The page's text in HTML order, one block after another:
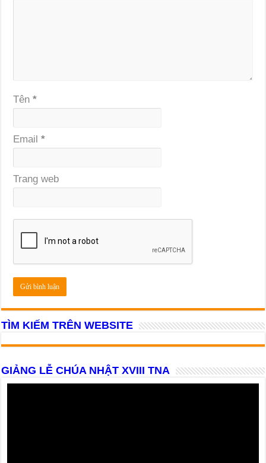
Tên*
Email*
Trang web
TÌM KIẾM TRÊN WEBSITE
GIẢNG LỄ CHÚA NHẬT XVIII TNA